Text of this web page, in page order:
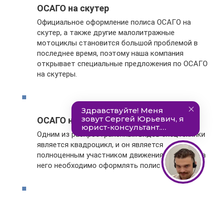
ОСАГО на скутер
Официальное оформление полиса ОСАГО на
скутер, а также другие малолитражные
мотоциклы становится большой проблемой в
последнее время, поэтому наша компания
открывает специальные предложения по ОСАГО
на скутеры.
ОСАГО на квадроцикл
Одним из распространенных видов спецтехники
является квадроцикл, и он является
полноценным участником движения, поэтому на
него необходимо оформлять полис ОСАГО.